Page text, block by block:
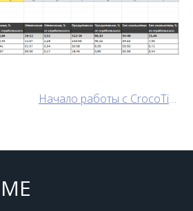
Начало работы с CrocoTime Web API: авторизация